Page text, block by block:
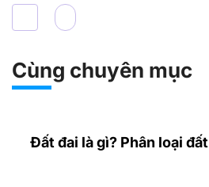
Cùng chuyên mục
Đất đai là gì? Phân loại